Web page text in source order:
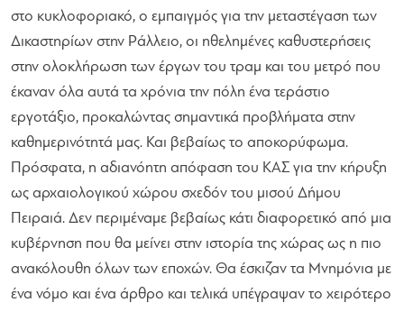
στο κυκλοφοριακό, ο εμπαιγμός για την μεταστέγαση των
Δικαστηρίων στην Ράλλειο, οι ηθελημένες καθυστερήσεις
στην ολοκλήρωση των έργων του τραμ και του μετρό που
έκαναν όλα αυτά τα χρόνια την πόλη ένα τεράστιο
εργοτάξιο, προκαλώντας σημαντικά προβλήματα στην
καθημερινότητά μας. Και βεβαίως το αποκορύφωμα.
Πρόσφατα, η αδιανόητη απόφαση του ΚΑΣ για την κήρυξη
ως αρχαιολογικού χώρου σχεδόν του μισού Δήμου
Πειραιά. Δεν περιμέναμε βεβαίως κάτι διαφορετικό από μια
κυβέρνηση που θα μείνει στην ιστορία της χώρας ως η πιο
ανακόλουθη όλων των εποχών. Θα έσκιζαν τα Μνημόνια με
ένα νόμο και ένα άρθρο και τελικά υπέγραψαν το χειρότερο